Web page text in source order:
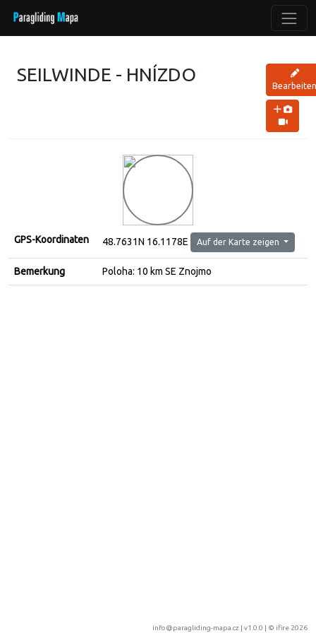
SEILWINDE - HNÍZDO
GPS-Koordinaten 48.7631N 16.1178E Auf der Karte zeigen
Bemerkung Poloha: 10 km SE Znojmo
info@paragliding-mapa.cz | v1.0.0 | © ifire 2026